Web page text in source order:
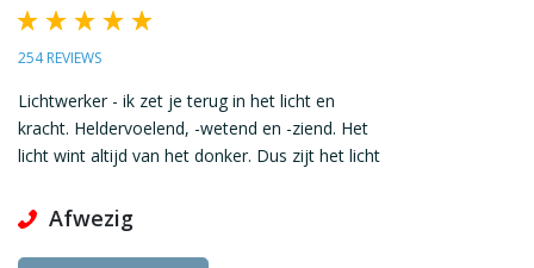
254 REVIEWS
Lichtwerker - ik zet je terug in het licht en
kracht. Heldervoelend, -wetend en -ziend. Het
licht wint altijd van het donker. Dus zijt het licht
Afwezig